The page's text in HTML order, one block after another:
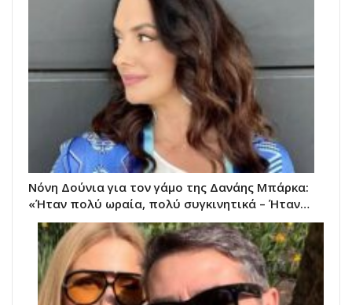
Νόνη Δούνια για τον γάμο της Δανάης Μπάρκα:
«Ήταν πολύ ωραία, πολύ συγκινητικά – Ήταν…